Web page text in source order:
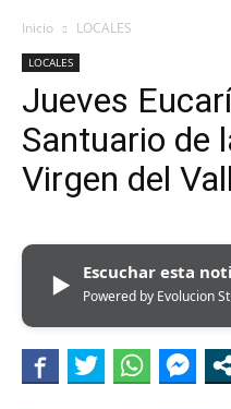
Inicio LOCALES
LOCALES
Jueves
Santuario de
Virgen del
▶ Escuchar esta
Powered by Evolucion